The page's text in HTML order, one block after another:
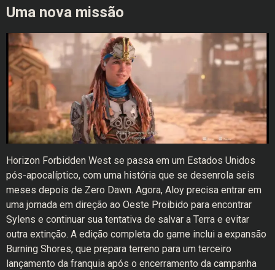
Uma nova missão
Horizon Forbidden West se passa em um Estados Unidos
pós-apocalíptico, com uma história que se desenrola seis
meses depois de Zero Dawn. Agora, Aloy precisa entrar em
uma jornada em direção ao Oeste Proibido para encontrar
Sylens e continuar sua tentativa de salvar a Terra e evitar
outra extinção. A edição completa do game inclui a expansão
Burning Shores, que prepara terreno para um terceiro
lançamento da franquia após o encerramento da campanha